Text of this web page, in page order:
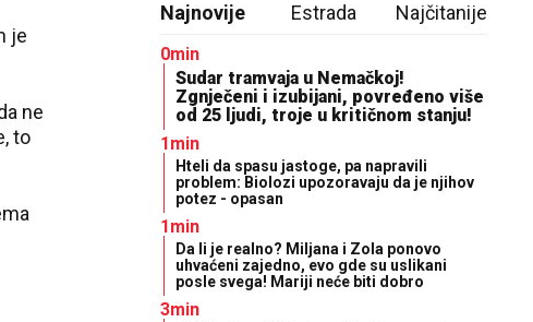
je
ne
to
Najnovije Estrada Najčitanije
0min
Sudar tramvaja u Nemačkoj!
Zgnječeni i izubijani, povređeno više
od 25 ljudi, troje u kritičnom stanju!
1min
Hteli da spasu jastoge, pa napravili
problem: Biolozi upozoravaju da je njihov
potez - opasan
1min
Da li je realno? Miljana i Zola ponovo
uhvaćeni zajedno, evo gde su uslikani
posle svega! Mariji neće biti dobro
3min